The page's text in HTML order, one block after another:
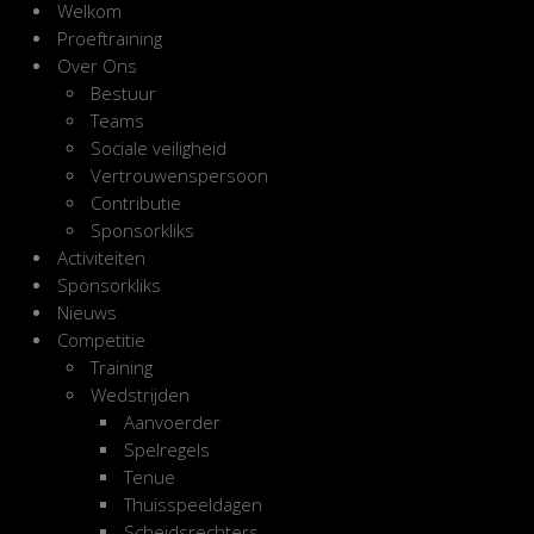
Welkom
Proeftraining
Over Ons
Bestuur
Teams
Sociale veiligheid
Vertrouwenspersoon
Contributie
Sponsorkliks
Activiteiten
Sponsorkliks
Nieuws
Competitie
Training
Wedstrijden
Aanvoerder
Spelregels
Tenue
Thuisspeeldagen